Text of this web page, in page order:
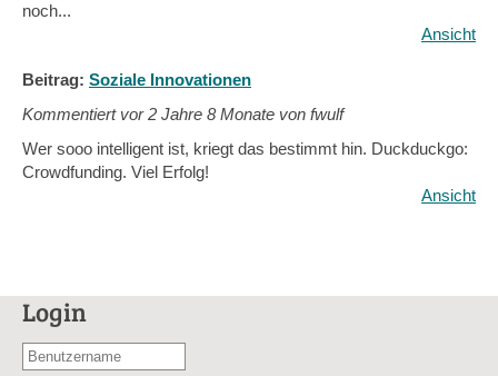
noch...
Ansicht
Beitrag: Soziale Innovationen
Kommentiert vor2 Jahre 8 Monate von fwulf
Wer sooo intelligent ist, kriegt das bestimmt hin. Duckduckgo:
Crowdfunding. Viel Erfolg!
Ansicht
Login
Benutzername